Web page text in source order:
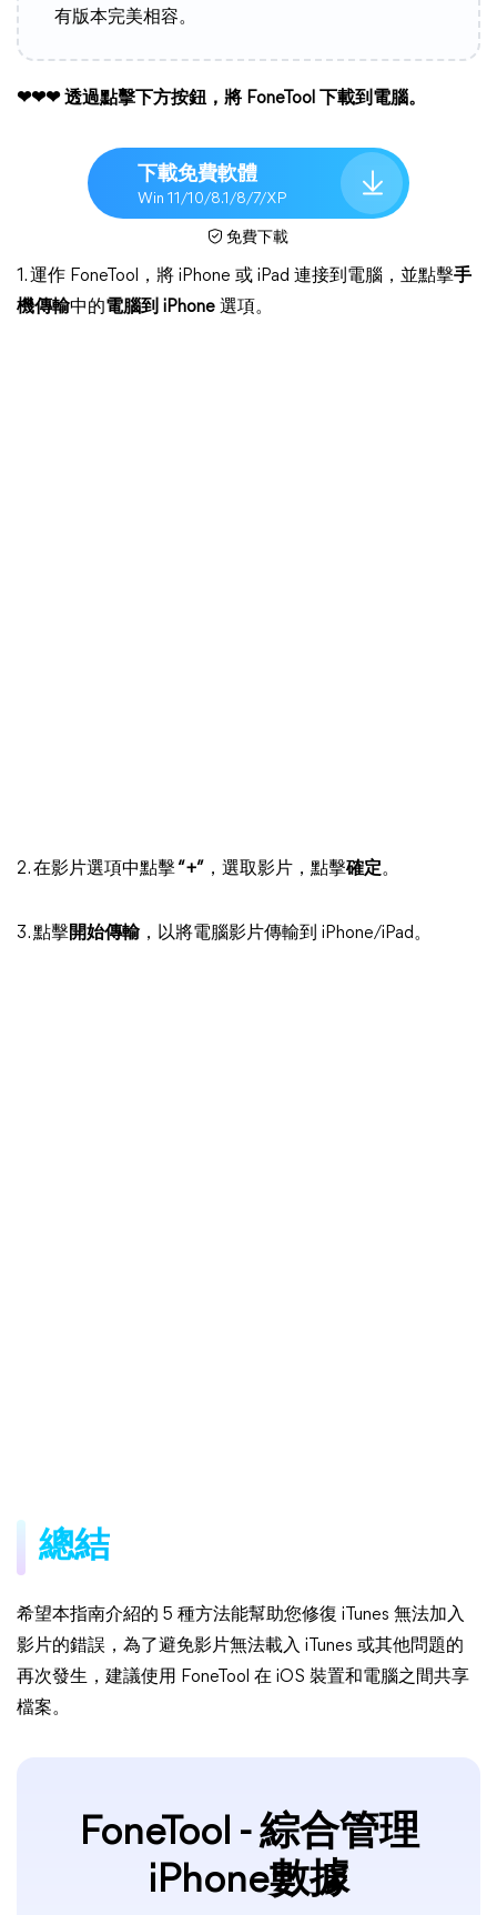
有版本完美相容。
❤❤❤ 透過點擊下方按鈕，將 FoneTool 下載到電腦。
下載免費軟體
Win 11/10/8.1/8/7/XP
免費下載
1. 運作 FoneTool，將 iPhone 或 iPad 連接到電腦，並點擊手
機傳輸中的電腦到 iPhone 選項。
2. 在影片選項中點擊“+” ，選取影片，點擊確定。
3. 點擊開始傳輸，以將電腦影片傳輸到 iPhone/iPad。
總結
希望本指南介紹的 5 種方法能幫助您修復 iTunes 無法加入
影片的錯誤，為了避免影片無法載入 iTunes 或其他問題的
再次發生，建議使用 FoneTool 在 iOS 裝置和電腦之間共享
檔案。
FoneTool - 綜合管理
iPhone數據